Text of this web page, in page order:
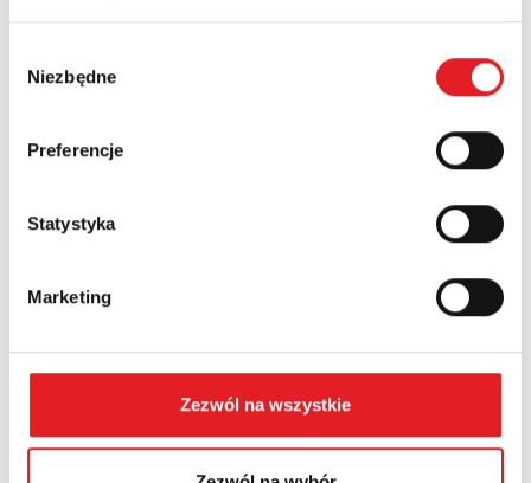
zgody
Niezbędne
Preferencje
Statystyka
Marketing
Zezwól na wszystkie
Country:
Contents: *
I consent to the processing of my personal data by
Relpol S.A. More information on the processing of